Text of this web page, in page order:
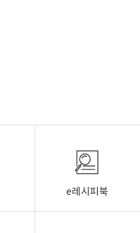
e레시피북